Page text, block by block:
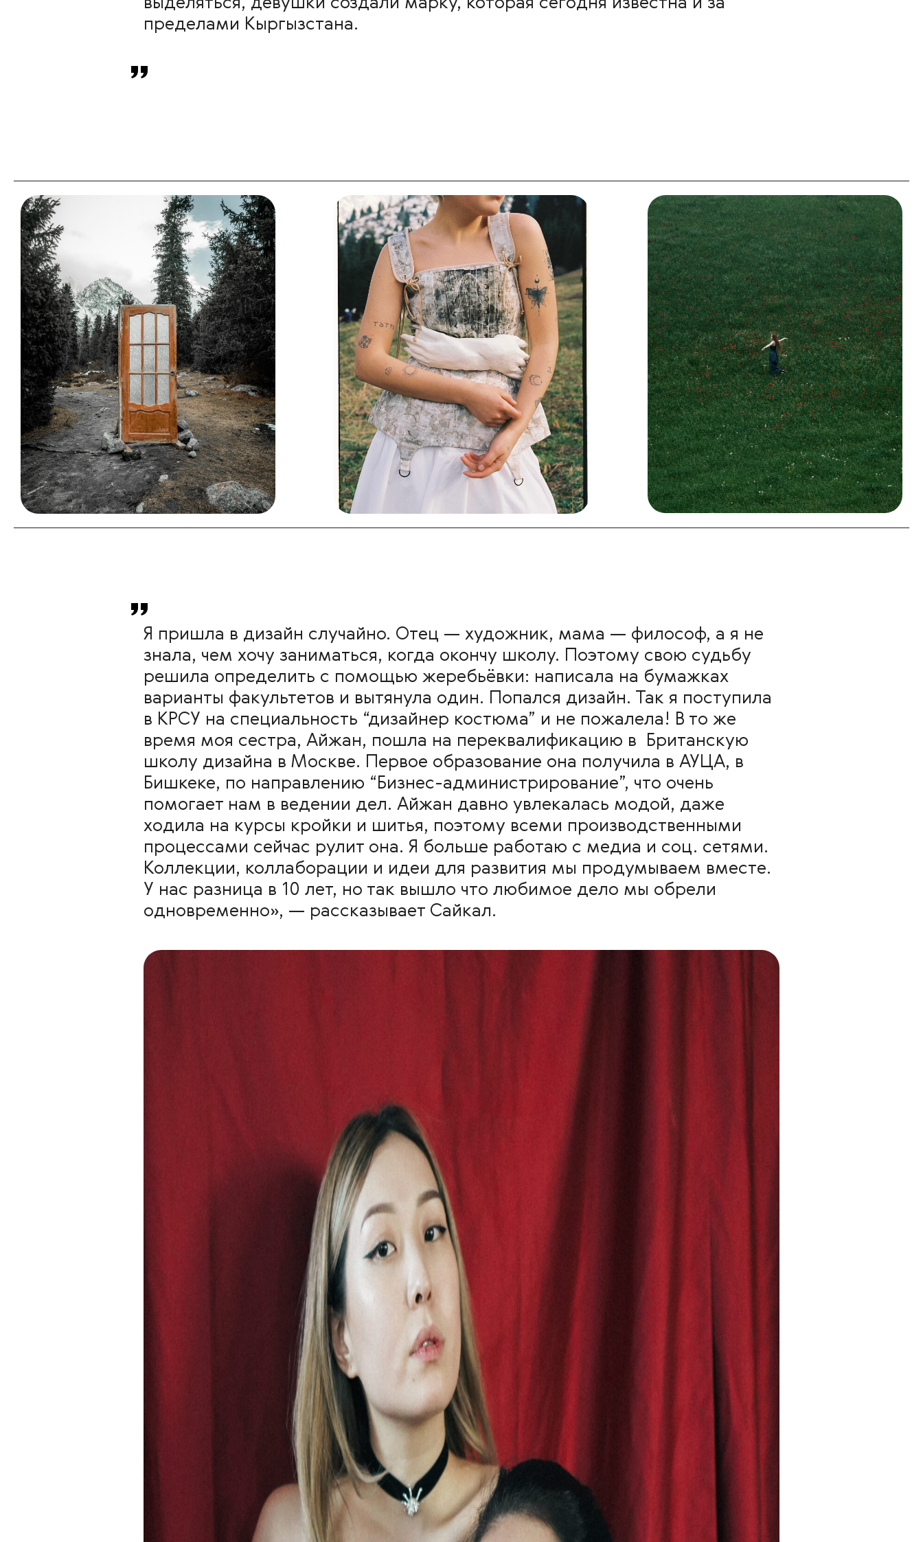
пределами Кыргызстана.
Я пришла в дизайн случайно. Отец — художник, мама — философ, а я не
знала, чем хочу заниматься, когда окончу школу. Поэтому свою судьбу
решила определить с помощью жеребьёвки: написала на бумажках
варианты факультетов и вытянула один. Попался дизайн. Так я поступила
в КРСУ на специальность “дизайнер костюма” и не пожалела! В то же
время моя сестра, Айжан, пошла на переквалификацию в Британскую
школу дизайна в Москве. Первое образование она получила в АУЦА, в
Бишкеке, по направлению “Бизнес-администрирование”, что очень
помогает нам в ведении дел. Айжан давно увлекалась модой, даже
ходила на курсы кройки и шитья, поэтому всеми производственными
процессами сейчас рулит она. Я больше работаю с медиа и соц. сетями.
Коллекции, коллаборации и идеи для развития мы продумываем вместе.
У нас разница в 10 лет, но так вышло что любимое дело мы обрели
одновременно», — рассказывает Сайкал.